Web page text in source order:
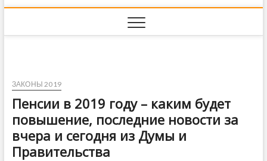
ЗАКОНЫ 2019
Пенсии в 2019 году – каким будет
повышение, последние новости за
вчера и сегодня из Думы и
Правительства